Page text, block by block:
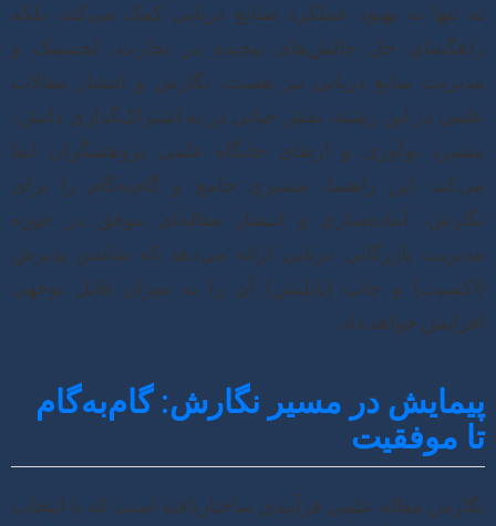
نه تنها به بهبود عملکرد صنایع دریایی کمک می‌کند، بلکه
راهگشای حل چالش‌های پیچیده در تجارت، لجستیک و
مدیریت منابع دریایی نیز هست. نگارش و انتشار مقالات
علمی در این رشته، نقش حیاتی در به اشتراک‌گذاری دانش،
پیشبرد نوآوری و ارتقای جایگاه علمی پژوهشگران ایفا
می‌کند. این راهنما، مسیری جامع و گام‌به‌گام را برای
نگارش، آماده‌سازی و انتشار مقاله‌ای موفق در حوزه
مدیریت بازرگانی دریایی ارائه می‌دهد که شانس پذیرش
(اکسپت) و چاپ (پاپلیش) آن را به میزان قابل توجهی
افزایش خواهد داد.
پیمایش در مسیر نگارش: گام‌به‌گام
تا موفقیت
نگارش مقاله علمی فرآیندی ساختاریافته است که با انتخاب